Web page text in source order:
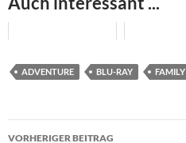
ADVENTURE BLU-RAY FAMILY
Beitragsnavigation
VORHERIGER BEITRAG